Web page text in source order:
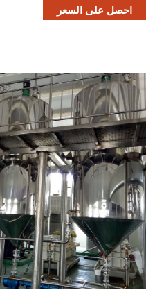
احصل على السعر